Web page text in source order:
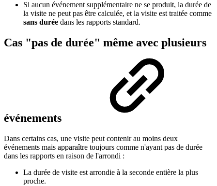
Si aucun événement supplémentaire ne se produit, la durée de
la visite ne peut pas être calculée, et la visite est traitée comme
sans durée dans les rapports standard.
Cas "pas de durée" même avec plusieurs
événements
Dans certains cas, une visite peut contenir au moins deux
événements mais apparaître toujours comme n'ayant pas de durée
dans les rapports en raison de l'arrondi :
La durée de visite est arrondie à la seconde entière la plus
proche.